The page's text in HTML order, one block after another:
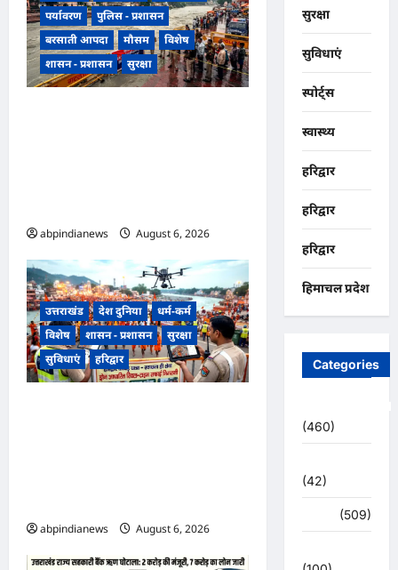
पर्यावरण
पुलिस - प्रशासन
बरसाती आपदा
मौसम
विशेष
शासन - प्रशासन
सुरक्षा
abpindianews August 6, 2026
उत्तराखंड देश दुनिया
धर्म-कर्म
विशेष
शासन - प्रशासन
सुरक्षा
सुविधाएं
हरिद्वार
abpindianews August 6, 2026
सुरक्षा
सुविधाएं
स्पोर्ट्स
स्वास्थ्य
हरिद्वार
हरिद्वार
हरिद्वार
हिमाचल प्रदेश
Categories
(460)
(42)
(509)